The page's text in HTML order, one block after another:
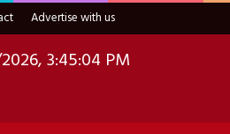
Advertise with us
3:45:05 PM